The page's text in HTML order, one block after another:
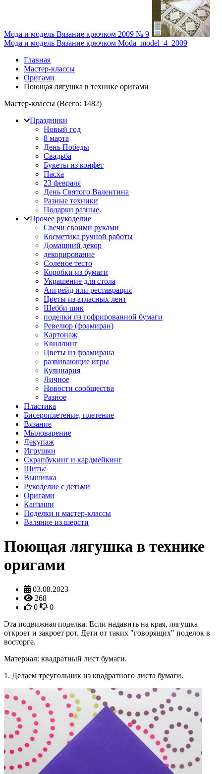
Мода и модель Вязание крючком 2009 № 9
Мода и модель Вязание крючком Moda_model_4_2009
Главная
Мастер-классы
Оригами
Поющая лягушка в технике оригами
Мастер-классы (Всего: 1482)
Праздники
Новый год
8 марта
День Победы
Свадьба
Букеты из конфет
Пасха
23 февраля
День Святого Валентина
Разные техники
Подарки разные.
Прочее рукоделие
Свечи своими руками
Косметика ручной работы
Домашний декор
декорирование
Соленое тесто
Коробки из бумаги
Украшение для стола
Апгрейд или реставрация
Цветы из атласных лент
Шебби шик
поделки из гофрированной бумаги
Ревелюр (фоамиран)
Картонаж
Квиллинг
Цветы из фоамирана
развивающие игры
Кулинария
Личное
Новости сообщества
Разное
Пластика
Бисероплетение, плетение
Вязание
Мыловарение
Декупаж
Игрушки
Скрапбукинг и кардмейкинг
Шитье
Вышивка
Рукоделие с детьми
Оригами
Канзаши
Поделки и мастер-классы
Валяние из шерсти
Поющая лягушка в технике
оригами
03.08.2023
268
0
0
Эта подвижная поделка. Если надавить на края, лягушка
откроет и закроет рот. Дети от таких "говорящих" поделок в
восторге.
Материал: квадратный лист бумаги.
1. Делаем треугольник из квадратного листа бумаги.